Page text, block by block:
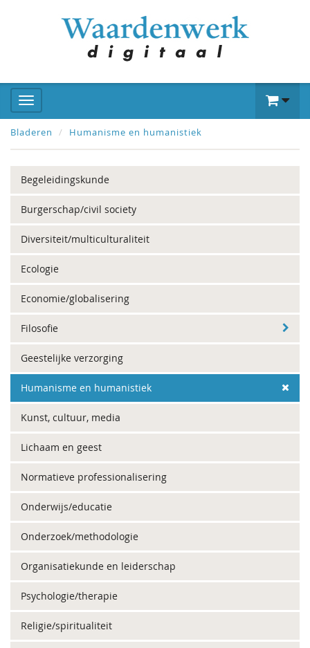
Bladeren Humanisme en humanistiek
Begeleidingskunde
Burgerschap/civil society
Diversiteit/multiculturaliteit
Ecologie
Economie/globalisering
Filosofie
Geestelijke verzorging
Humanisme en humanistiek
Kunst, cultuur, media
Lichaam en geest
Normatieve professionalisering
Onderwijs/educatie
Onderzoek/methodologie
Organisatiekunde en leiderschap
Psychologie/therapie
Religie/spiritualiteit